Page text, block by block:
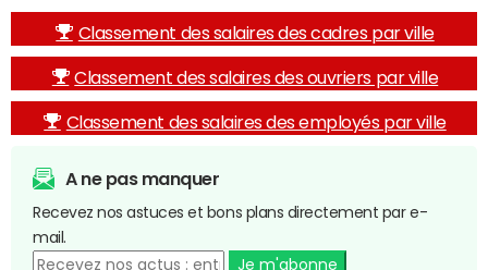
Classement des salaires des cadres par ville
Classement des salaires des ouvriers par ville
Classement des salaires des employés par ville
A ne pas manquer
Recevez nos astuces et bons plans directement par e-
mail.
Je m'abonne